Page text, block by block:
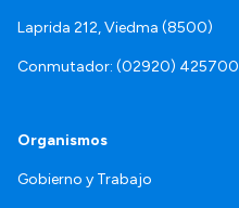
Laprida 212, Viedma (8500)
Conmutador: (02920) 425700
Organismos
Gobierno y Trabajo